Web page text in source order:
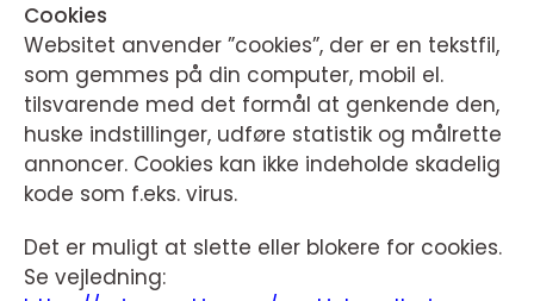
Cookies
Websitet anvender ”cookies”, der er en tekstfil,
som gemmes på din computer, mobil el.
tilsvarende med det formål at genkende den,
huske indstillinger, udføre statistik og målrette
annoncer. Cookies kan ikke indeholde skadelig
kode som f.eks. virus.
Det er muligt at slette eller blokere for cookies.
Se vejledning: